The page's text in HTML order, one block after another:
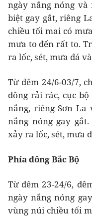
ngày nắng nóng và
biệt gay gắt, riêng
chiều tối mai có
mưa to đến rất to.
ra lốc, sét, mưa đá
Từ đêm 24/6-03/7,
dông rải rác, cục
nắng, riêng Sơn La
nắng nóng gay
xảy ra lốc, sét, mưa
Phía đông Bắc Bộ
Từ đêm 23-24/6,
ngày nắng nóng
vùng núi chiều tối